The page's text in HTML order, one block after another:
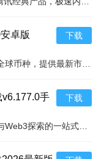
卓版 下载
v6.177.0手
下载